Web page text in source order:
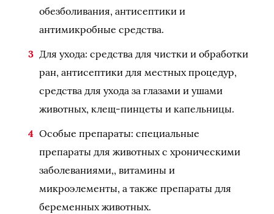
обезболивания, антисептики и
антимикробные средства.
Для ухода: средства для чистки и обработки
ран, антисептики для местных процедур,
средства для ухода за глазами и ушами
животных, клещ-пинцеты и капельницы.
Особые препараты: специальные
препараты для животных с хроническими
заболеваниями,, витамины и
микроэлементы, а также препараты для
беременных животных.